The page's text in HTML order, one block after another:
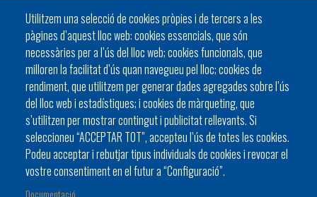
Utilitzem una selecció de cookies pròpies i de tercers a les
pàgines d’aquest lloc web: cookies essencials, que són
necessàries per a l’ús del lloc web; cookies funcionals, que
milloren la facilitat d’ús quan navegueu pel lloc; cookies de
rendiment, que utilitzem per generar dades agregades sobre l’ús
del lloc web i estadístiques; i cookies de màrqueting, que
s’utilitzen per mostrar contingut i publicitat rellevants. Si
seleccioneu “ACCEPTAR TOT”, accepteu l’ús de totes les cookies.
Podeu acceptar i rebutjar tipus individuals de cookies i revocar el
vostre consentiment en el futur a “Configuració”.
Documentació
Footer
HISTÒRIA ORGANITZACIÓ
ESTATUTS
C/ del General Riera, 111 07010 Palma
Phone
971 760911 - Fax 971 763102